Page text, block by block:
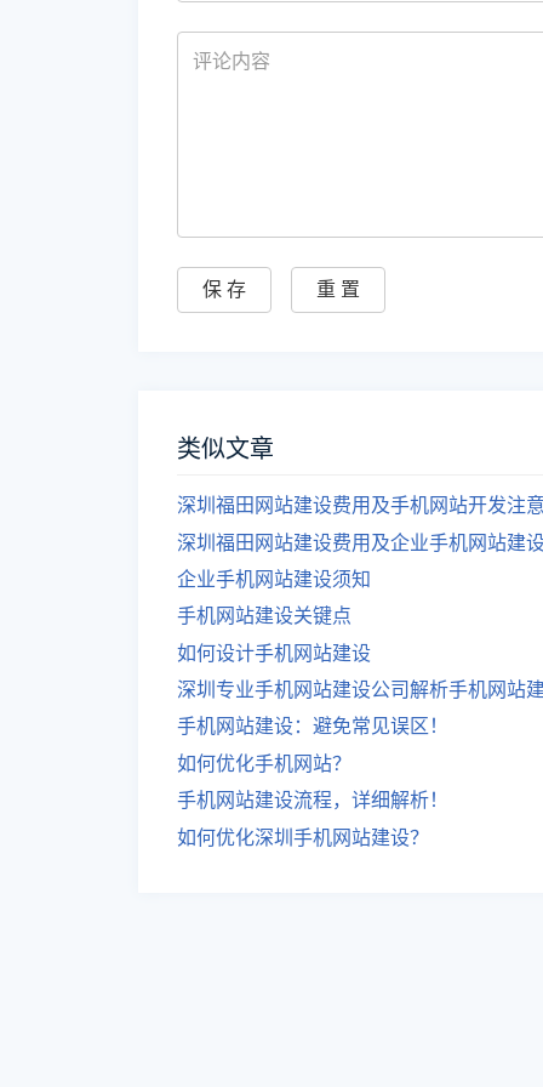
类似文章
深圳福田网站建设费用及手机网站开发注
深圳福田网站建设费用及企业手机网站建
企业手机网站建设须知
手机网站建设关键点
如何设计手机网站建设
深圳专业手机网站建设公司解析手机网站
手机网站建设：避免常见误区！
如何优化手机网站？
手机网站建设流程，详细解析！
如何优化深圳手机网站建设？